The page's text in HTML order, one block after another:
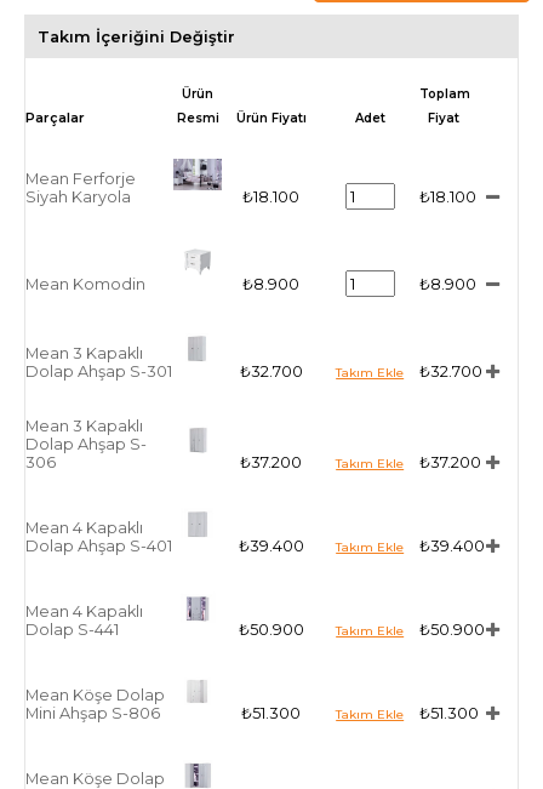
Takım İçeriğini Değiştir
Ürün
Resmi
Ürün Fiyatı Adet
Toplam
Fiyat
Mean Ferforje
Siyah Karyola
₺18.100 ₺18.100
Mean Komodin ₺8.900 ₺8.900
Mean 3 Kapaklı
Dolap Ahşap S-301
₺32.700 ₺32.700
Mean 3 Kapaklı
Dolap Ahşap S-
306
₺37.200 ₺37.200
Mean 4 Kapaklı
Dolap Ahşap S-401
₺39.400 ₺39.400
Mean 4 Kapaklı
Dolap S-441
₺50.900 ₺50.900
Mean Köşe Dolap
Mini Ahşap S-806
₺51.300 ₺51.300
Mean Köşe Dolap